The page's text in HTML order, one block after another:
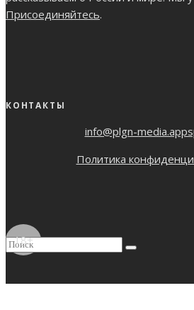
Присоединяйтесь.
КОНТАКТЫ
info@plgn-
Политика
18+